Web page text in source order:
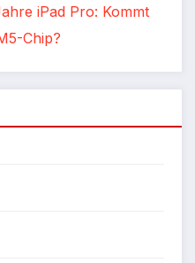
iPad Pro: Kommt
Chip?